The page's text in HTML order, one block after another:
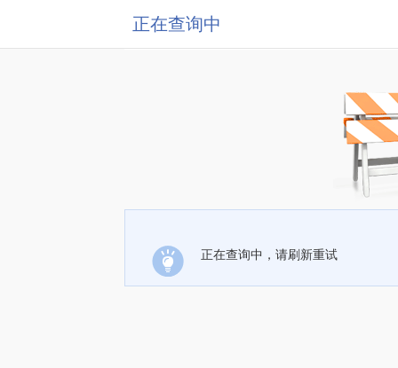
正在查询中
正在查询中，请刷新重试